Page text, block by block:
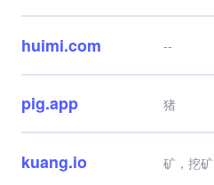
huimi.com --
pig.app 猪
kuang.io 矿，挖矿